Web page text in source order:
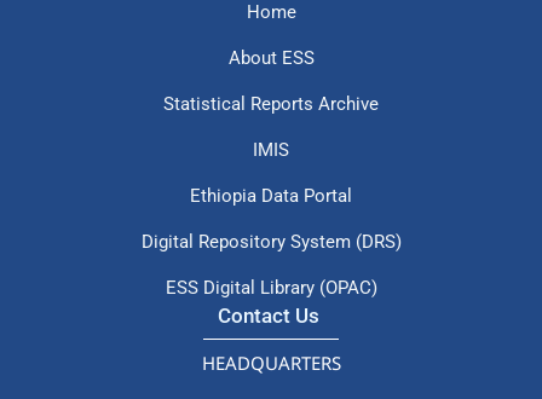
Home
About ESS
Statistical Reports Archive
IMIS
Ethiopia Data Portal
Digital Repository System (DRS)
ESS Digital Library (OPAC)
Contact Us
HEADQUARTERS